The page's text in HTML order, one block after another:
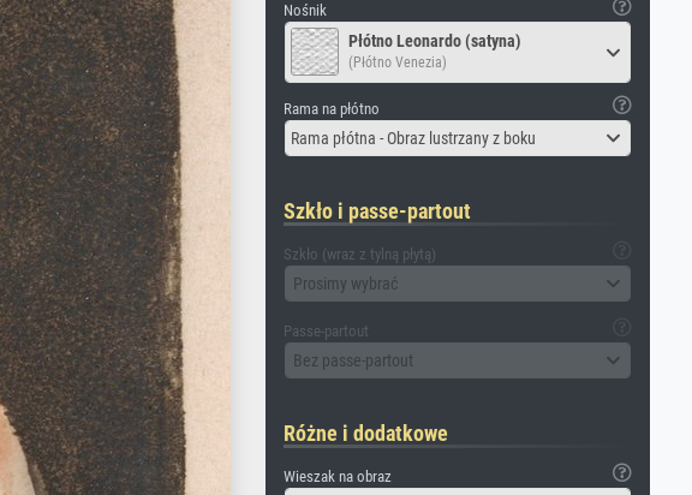
Nośnik
Płótno Leonardo (satyna)
(Płótno Venezia)
Rama na płótno
Rama płótna - Obraz lustrzany z boku
Szkło i passe-partout
Szkło (wraz z tylną płytą)
Prosimy wybrać
Passe-partout
Bez passe-partout
Różne i dodatkowe
Wieszak na obraz